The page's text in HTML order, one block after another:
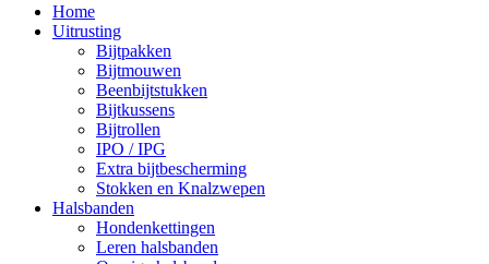
Home
Uitrusting
Bijtpakken
Bijtmouwen
Beenbijtstukken
Bijtkussens
Bijtrollen
IPO / IPG
Extra bijtbescherming
Stokken en Knalzwepen
Halsbanden
Hondenkettingen
Leren halsbanden